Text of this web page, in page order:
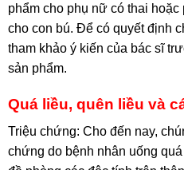
phẩm cho phụ nữ có thai
cho con bú. Để có quyết định
tham khảo ý kiến của bác sĩ
sản phẩm.
Quá liều, quên liều và
Triệu chứng: Cho đến nay,
chứng do bệnh nhân uống